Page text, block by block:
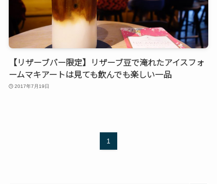
【リザーブバー限定】リザーブ豆で淹れたアイスフォ
ームマキアートは見ても飲んでも楽しい一品
2017年7月19日
1